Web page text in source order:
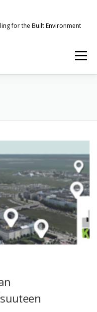
for the Built Environment
Menu